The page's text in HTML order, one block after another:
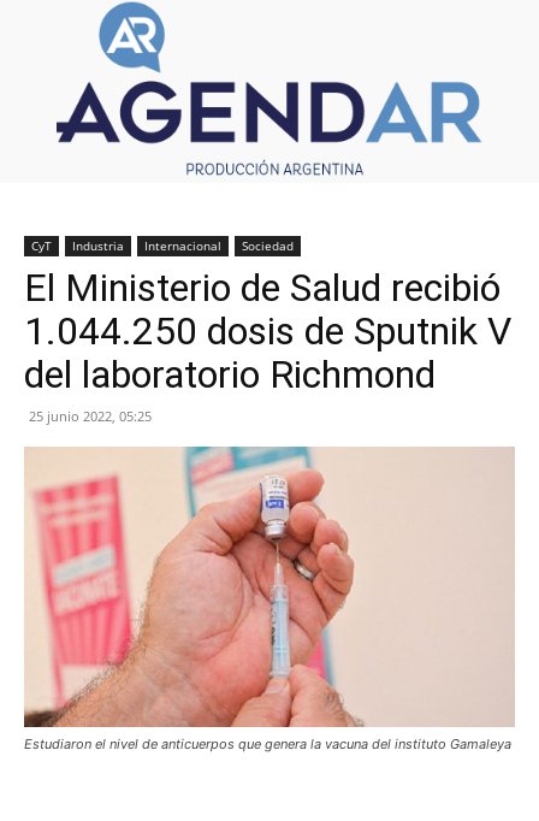
CyT Industria Internacional Sociedad
El Ministerio de Salud recibió
1.044.250 dosis de Sputnik V
del laboratorio Richmond
25 junio 2022, 05:25
Estudiaron el nivel de anticuerpos que genera la vacuna del instituto Gamaleya